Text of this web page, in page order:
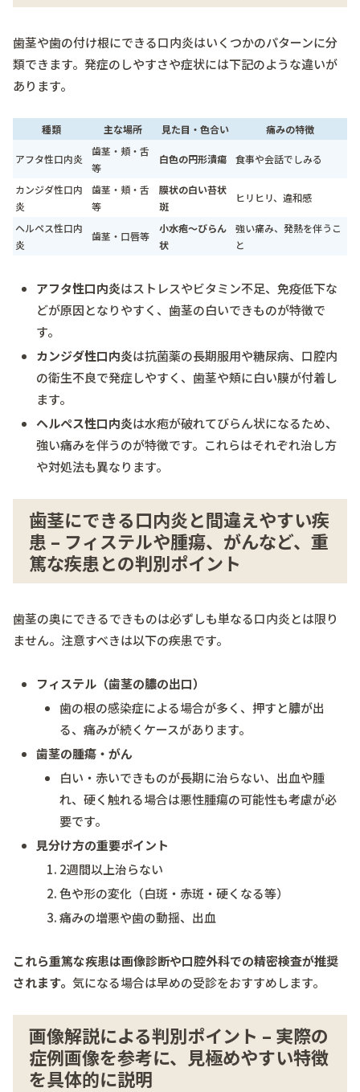
歯茎や歯の付け根にできる口内炎はいくつかのパターンに分
類できます。発症のしやすさや症状には下記のような違いが
あります。
種類 主な場所 見た目・色合い 痛みの特徴
アフタ性口内炎
歯茎・頬・舌
等
白色の円形潰瘍 食事や会話でしみる
カンジダ性口内
炎
歯茎・頬・舌
等
膜状の白い苔状
斑
ヒリヒリ、違和感
ヘルペス性口内
炎
歯茎・口唇等
小水疱～びらん
状
強い痛み、発熱を伴うこ
と
アフタ性口内炎はストレスやビタミン不足、免疫低下な
どが原因となりやすく、歯茎の白いできものが特徴で
す。
カンジダ性口内炎は抗菌薬の長期服用や糖尿病、口腔内
の衛生不良で発症しやすく、歯茎や頬に白い膜が付着し
ます。
ヘルペス性口内炎は水疱が破れてびらん状になるため、
強い痛みを伴うのが特徴です。これらはそれぞれ治し方
や対処法も異なります。
歯茎にできる口内炎と間違えやすい疾
患 – フィステルや腫瘍、がんなど、重
篤な疾患との判別ポイント
歯茎の奥にできるできものは必ずしも単なる口内炎とは限り
ません。注意すべきは以下の疾患です。
フィステル（歯茎の膿の出口）
歯の根の感染症による場合が多く、押すと膿が出
る、痛みが続くケースがあります。
歯茎の腫瘍・がん
白い・赤いできものが長期に治らない、出血や腫
れ、硬く触れる場合は悪性腫瘍の可能性も考慮が必
要です。
見分け方の重要ポイント
2週間以上治らない
色や形の変化（白斑・赤斑・硬くなる等）
痛みの増悪や歯の動揺、出血
これら重篤な疾患は画像診断や口腔外科での精密検査が推奨
されます。 気になる場合は早めの受診をおすすめします。
画像解説による判別ポイント – 実際の
症例画像を参考に、見極めやすい特徴
を具体的に説明